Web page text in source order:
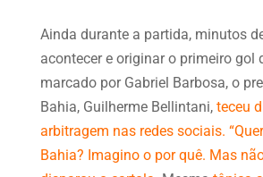
Ainda durante a partida, minutos
acontecer e originar o primeiro gol
marcado por Gabriel Barbosa, o
Bahia, Guilherme Bellintani, teceu
arbitragem nas redes sociais.
Bahia? Imagino o por quê. Mas